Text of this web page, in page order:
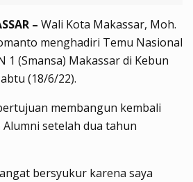
– Wali Kota Makassar, Moh.
menghadiri Temu Nasional
1 (Smansa) Makassar di Kebun
(18/6/22).
membangun kembali
setelah dua tahun
bersyukur karena saya